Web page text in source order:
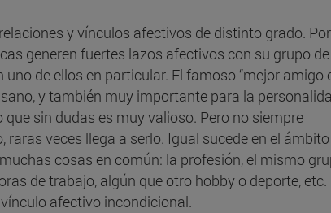
y vínculos afectivos de distinto grado. Por
generen fuertes lazos afectivos con su grupo de
de ellos en particular. El famoso “mejor amigo
y también muy importante para la
sin dudas es muy valioso. Pero no siempre
veces llega a serlo. Igual sucede en el ámbito
cosas en común: la profesión, el mismo
de trabajo, algún que otro hobby o deporte, etc.
afectivo incondicional.